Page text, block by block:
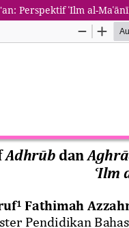
Perspektif ʿIlm al-Maʿānī